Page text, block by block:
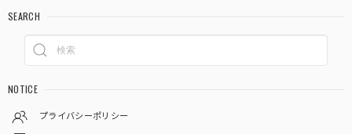
SEARCH
NOTICE
プライバシーポリシー